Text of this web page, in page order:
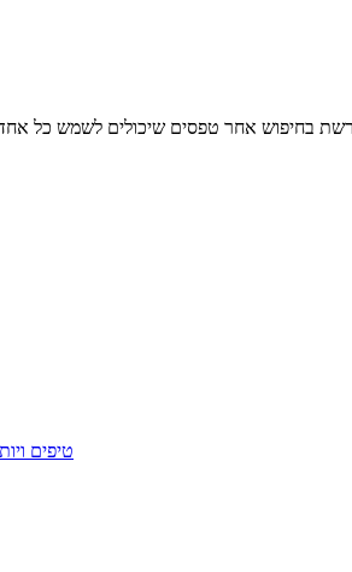
בחיפוש אחר טפסים שיכולים לשמש כל אחד
50 טיפים